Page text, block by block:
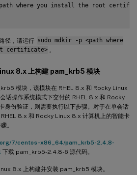
path where you install the root
径，请运行 sudo mdkir -p <path where
certificate> 。
8.x 上构建 pam_krb5 模块
模块，该模块在 RHEL 8.x 和 Rocky Linux
话操作系统模式下交付的 RHEL 8.x 和 Rocky
身份验证，则需要执行以下步骤。对于在单会话
RHEL 8.x 和 Rocky Linux 8.x 计算机上的智能卡
。
7/centos-x86_64/pam_krb5-2.4.8-
下载 pam_krb5-2.4.8-6 源代码。
8.x 上构建并安装 pam_krb5 模块。